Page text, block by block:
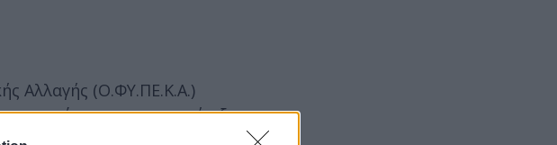
Αλλαγής (Ο.ΦΥ.ΠΕ.Κ.Α.)
και την υποστήριξη
(ΕΖΕ) και της